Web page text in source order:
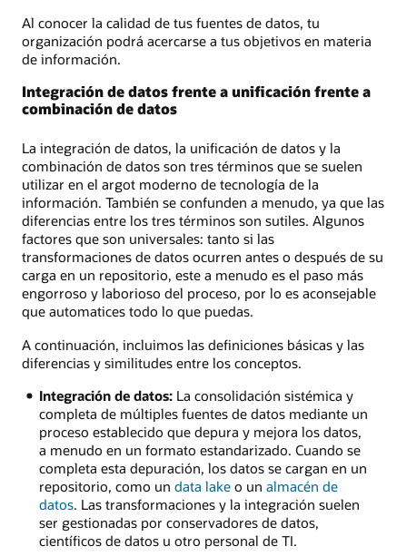
Al conocer la calidad de tus fuentes de datos, tu
organización podrá acercarse a tus objetivos en materia
de información.
Integración de datos frente a unificación frente a
combinación de datos
La integración de datos, la unificación de datos y la
combinación de datos son tres términos que se suelen
utilizar en el argot moderno de tecnología de la
información. También se confunden a menudo, ya que las
diferencias entre los tres términos son sutiles. Algunos
factores que son universales: tanto si las
transformaciones de datos ocurren antes o después de su
carga en un repositorio, este a menudo es el paso más
engorroso y laborioso del proceso, por lo es aconsejable
que automatices todo lo que puedas.
A continuación, incluimos las definiciones básicas y las
diferencias y similitudes entre los conceptos.
Integración de datos:La consolidación sistémica y
completa de múltiples fuentes de datos mediante un
proceso establecido que depura y mejora los datos,
a menudo en un formato estandarizado. Cuando se
completa esta depuración, los datos se cargan en un
repositorio, como un data lakeo un almacén de
datos. Las transformaciones y la integración suelen
ser gestionadas por conservadores de datos,
científicos de datos u otro personal de TI.